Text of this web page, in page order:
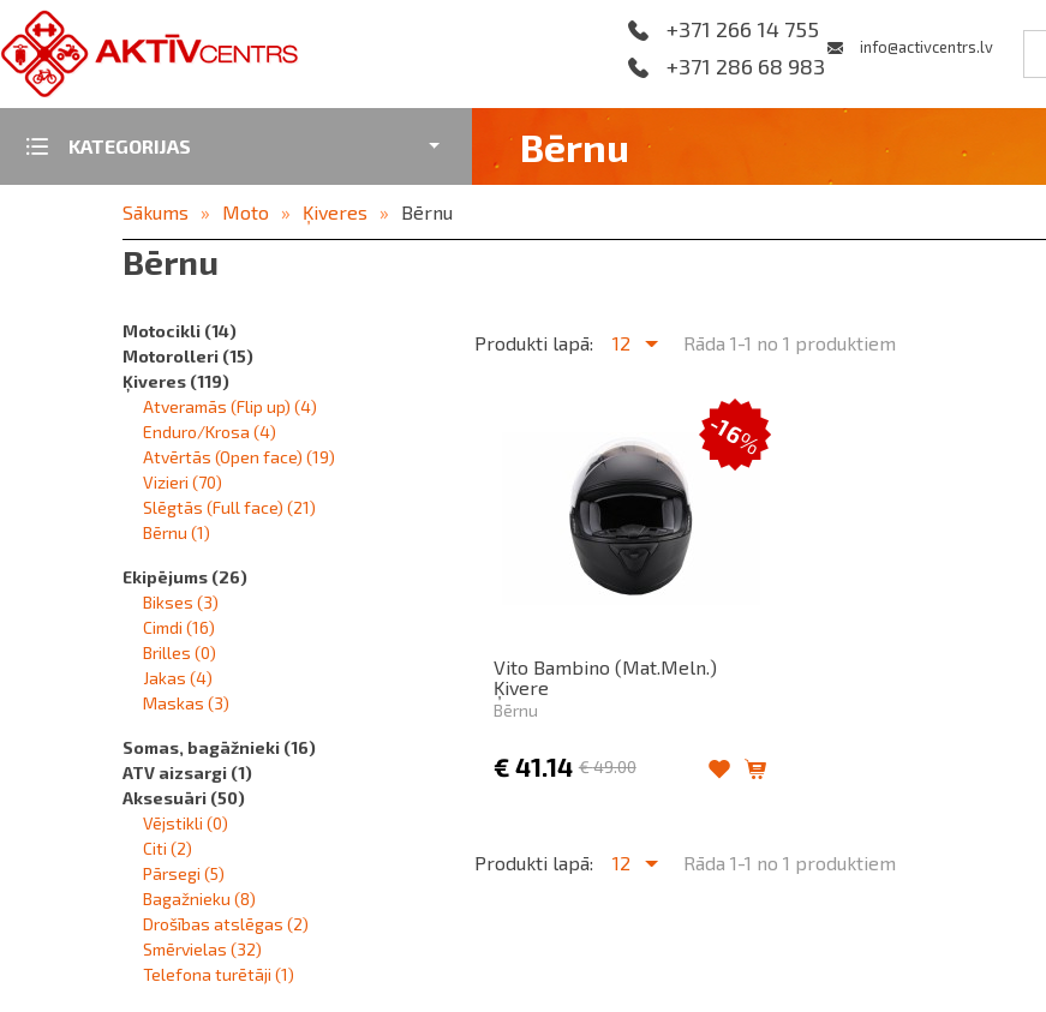
+371 266 14 755
info@activcentrs.lv
+371 286 68 983
KATEGORIJAS Bērnu
Sākums Moto Ķiveres Bērnu
Bērnu
Motocikli (14)
Motorolleri (15)
Ķiveres (119)
Atveramās (Flip up) (4)
Enduro/Krosa (4)
Atvērtās (Open face) (19)
Vizieri (70)
Slēgtās (Full face) (21)
Bērnu (1)
Ekipējums (26)
Bikses (3)
Cimdi (16)
Brilles (0)
Jakas (4)
Maskas (3)
Somas, bagāžnieki (16)
ATV aizsargi (1)
Aksesuāri (50)
Vējstikli (0)
Citi (2)
Pārsegi (5)
Bagažnieku (8)
Drošības atslēgas (2)
Smērvielas (32)
Telefona turētāji (1)
Produkti lapā: 12 Rāda 1-1 no 1 produktiem
Vito Bambino (Mat.Meln.)
Ķivere
Bērnu
€ 41.14 €49.00
-16%
Produkti lapā: 12 Rāda 1-1 no 1 produktiem